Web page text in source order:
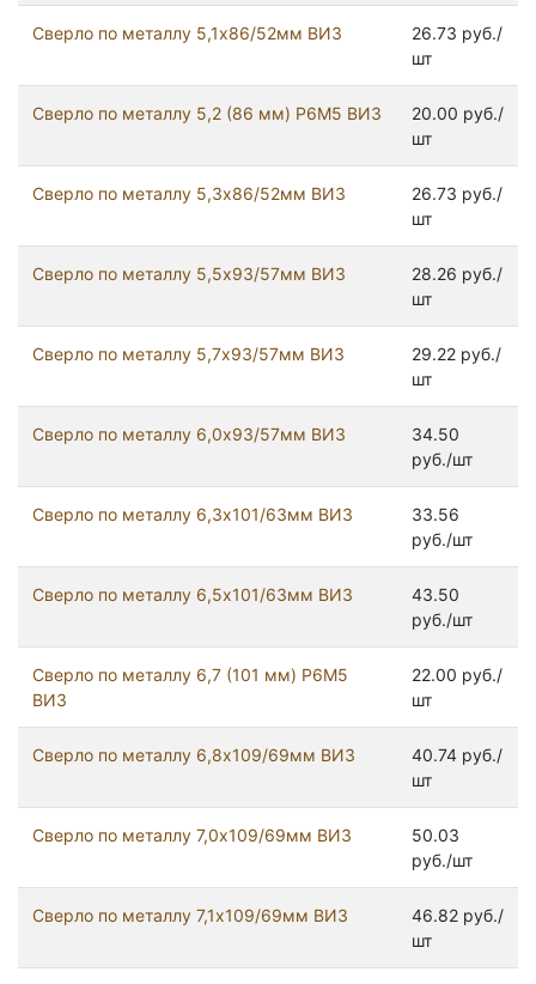
Сверло по металлу 5,1х86/52мм ВИЗ
26.73 руб./
шт
Сверло по металлу 5,2 (86 мм) Р6М5 ВИЗ
20.00 руб./
шт
Сверло по металлу 5,3х86/52мм ВИЗ
26.73 руб./
шт
Сверло по металлу 5,5х93/57мм ВИЗ
28.26 руб./
шт
Сверло по металлу 5,7х93/57мм ВИЗ
29.22 руб./
шт
Сверло по металлу 6,0х93/57мм ВИЗ
34.50
руб./шт
Сверло по металлу 6,3х101/63мм ВИЗ
33.56
руб./шт
Сверло по металлу 6,5х101/63мм ВИЗ
43.50
руб./шт
Сверло по металлу 6,7 (101 мм) Р6М5
ВИЗ
22.00 руб./
шт
Сверло по металлу 6,8х109/69мм ВИЗ
40.74 руб./
шт
Сверло по металлу 7,0х109/69мм ВИЗ
50.03
руб./шт
Сверло по металлу 7,1х109/69мм ВИЗ
46.82 руб./
шт